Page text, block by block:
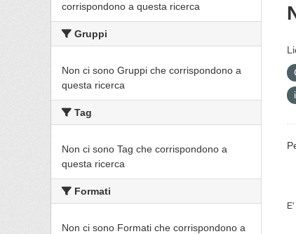
corrispondono a questa ricerca
Gruppi
Non ci sono Gruppi che corrispondono a
questa ricerca
Tag
Non ci sono Tag che corrispondono a
questa ricerca
Formati
Non ci sono Formati che corrispondono a